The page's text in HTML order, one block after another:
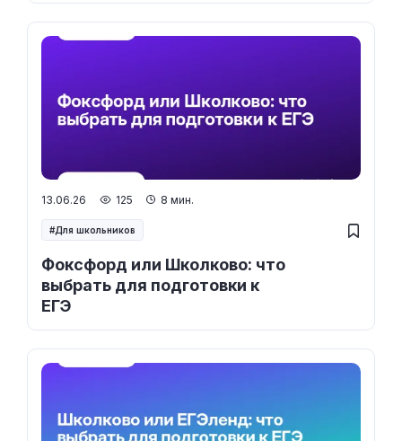
Фоксфорд или Школково: что
выбрать для подготовки к
ЕГЭ
13.06.26 125 8 мин.
Для школьников